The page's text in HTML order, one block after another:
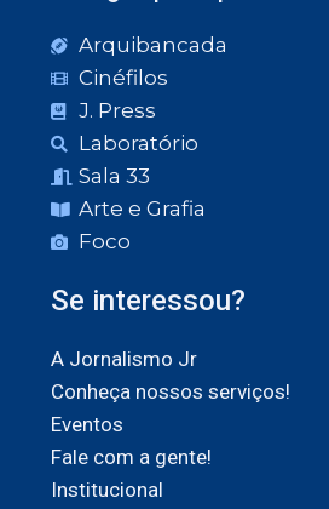
Arquibancada
Cinéfilos
J. Press
Laboratório
Sala 33
Arte e Grafia
Foco
Se interessou?
A Jornalismo Jr
Conheça nossos serviços!
Eventos
Fale com a gente!
Institucional